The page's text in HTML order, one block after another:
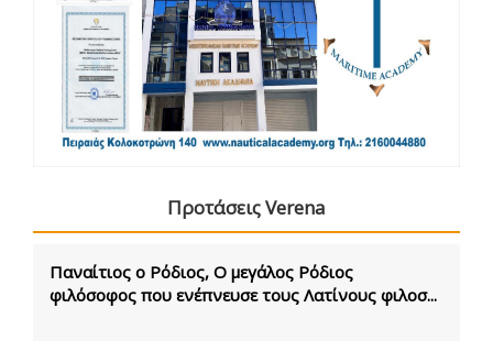
Προτάσεις Verena
Παναίτιος ο Ρόδιος, Ο μεγάλος Ρόδιος
φιλόσοφος που ενέπνευσε τους Λατίνους φιλοσ...